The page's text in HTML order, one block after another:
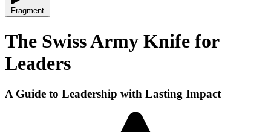
Fragment
The Swiss Army Knife for
Leaders
A Guide to Leadership with Lasting Impact